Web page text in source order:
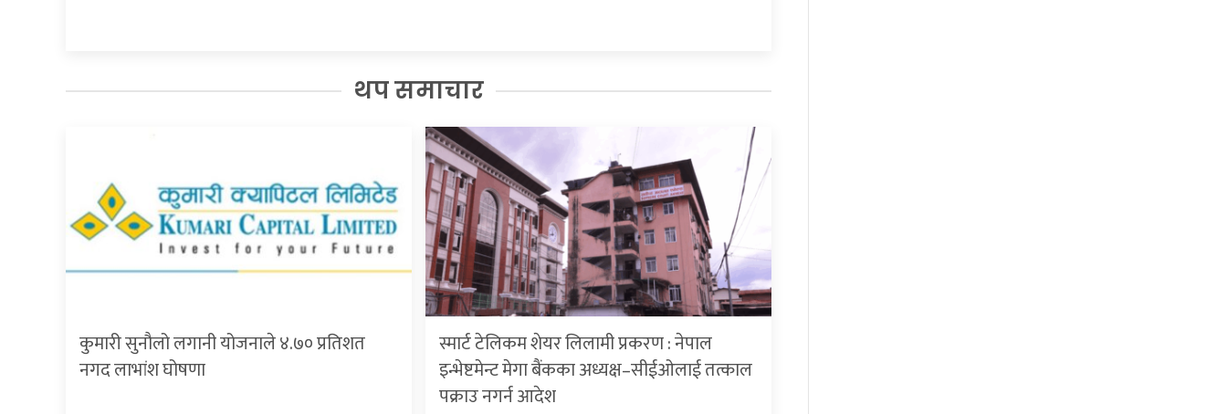
थप समाचार
कुमारी सुनौलो लगानी योजनाले ४.७० प्रतिशत
नगद लाभांश घोषणा
स्मार्ट टेलिकम शेयर लिलामी प्रकरण : नेपाल
इन्भेष्टमेन्ट मेगा बैंकका अध्यक्ष–सीईओलाई तत्काल
पक्राउ नगर्न आदेश